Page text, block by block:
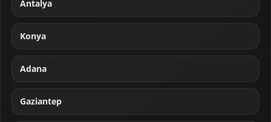
Antalya
Konya
Adana
Gaziantep